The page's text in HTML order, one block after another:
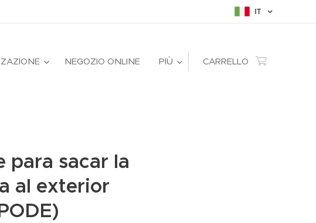
IT
NEGOZIO ONLINE PIÙ CARRELLO
para sacar la
al exterior